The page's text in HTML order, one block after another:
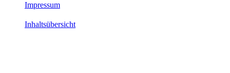
Impressum
Inhaltsübersicht